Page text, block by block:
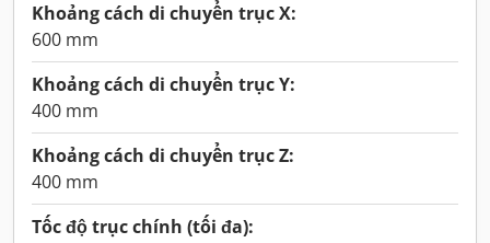
Khoảng cách di chuyển trục X:
600 mm
Khoảng cách di chuyển trục Y:
400 mm
Khoảng cách di chuyển trục Z:
400 mm
Tốc độ trục chính (tối đa):